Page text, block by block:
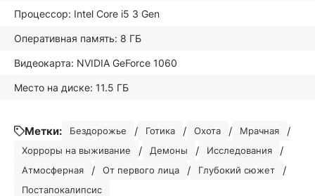
Процессор: Intel Core i5 3 Gen
Оперативная память: 8 ГБ
Видеокарта: NVIDIA GeForce 1060
Место на диске: 11.5 ГБ
Метки: Бездорожье / Готика / Охота / Мрачная /
Хорроры на выживание / Демоны / Исследования /
Атмосферная / От первого лица / Глубокий сюжет /
Постапокалипсис